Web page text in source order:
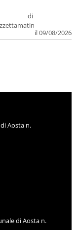
di
il 09/08/2026
Aosta n.
di Aosta n.